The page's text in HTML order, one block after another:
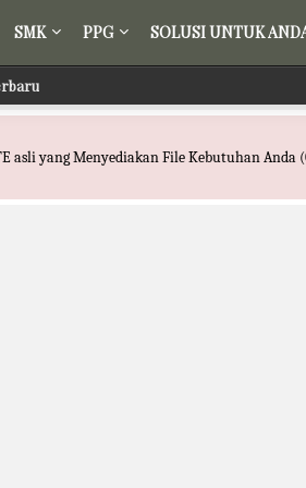
SMK PPG SOLUSI UNTUK
asli yang Menyediakan File Kebutuhan Anda